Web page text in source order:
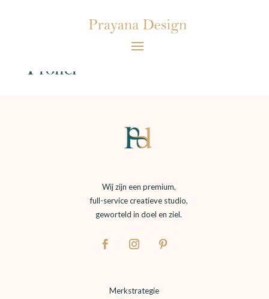
Profiel
Wij zijn een premium,
full-service creatieve studio,
geworteld in doel en ziel.
Merkstrategie